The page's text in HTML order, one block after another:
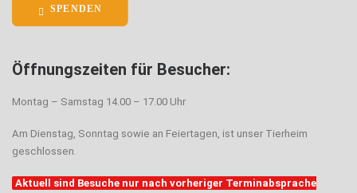
SPENDEN
Öffnungszeiten für Besucher:
Montag – Samstag 14.00 – 17.00 Uhr
Am Dienstag, Sonntag sowie an Feiertagen, ist unser Tierheim
geschlossen.
Aktuell sind Besuche nur nach vorheriger Terminabsprache